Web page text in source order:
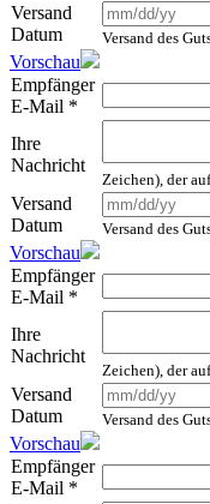
Versand
Datum
Versand des
Vorschau
Empfänger
E-Mail *
Ihre
Nachricht
Zeichen), der
Versand
Datum
Versand des
Vorschau
Empfänger
E-Mail *
Ihre
Nachricht
Zeichen), der
Versand
Datum
Versand des
Vorschau
Empfänger
E-Mail *